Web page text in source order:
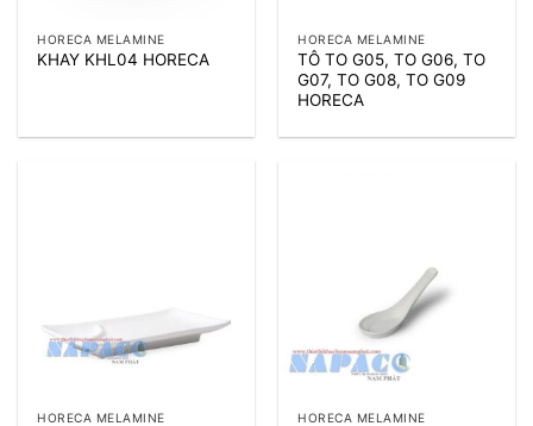
HORECA MELAMINE
KHAY KHL04 HORECA
HORECA MELAMINE
TÔ TO G05, TO G06, TO
G07, TO G08, TO G09
HORECA
HORECA MELAMINE HORECA MELAMINE